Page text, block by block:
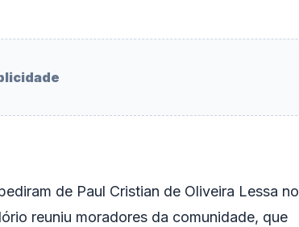
de Paul Cristian de Oliveira Lessa no
reuniu moradores da comunidade, que